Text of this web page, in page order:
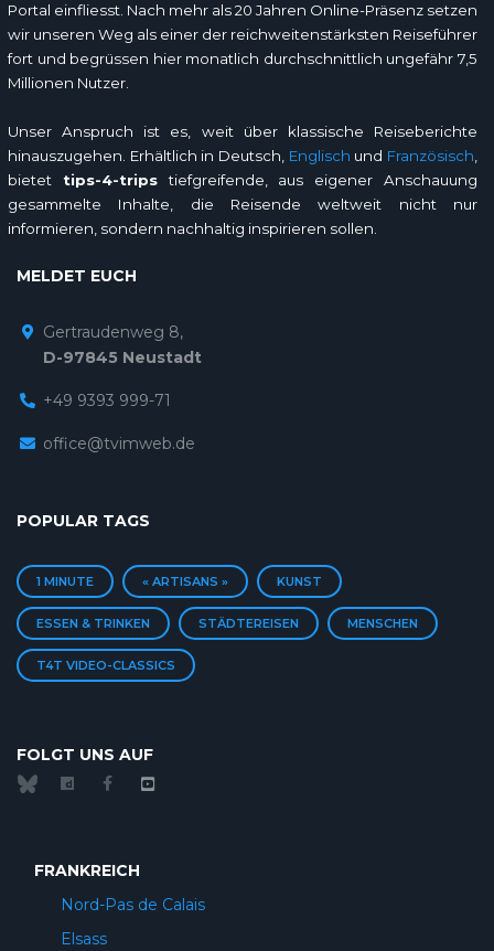
Portal einfliesst. Nach mehr als 20 Jahren Online-Präsenz setzen
wir unseren Weg als einer der reichweitenstärksten Reiseführer
fort und begrüssen hier monatlich durchschnittlich ungefähr 7,5
Millionen Nutzer.
Unser Anspruch ist es, weit über klassische Reiseberichte
hinauszugehen. Erhältlich in Deutsch, Englisch und Französisch,
bietet tips-4-tripstiefgreifende, aus eigener Anschauung
gesammelte Inhalte, die Reisende weltweit nicht nur
informieren, sondern nachhaltig inspirieren sollen.
MELDET EUCH
Gertraudenweg 8,
D-97845 Neustadt
+49 9393 999-71
office@tvimweb.de
POPULAR TAGS
1 MINUTE « ARTISANS » KUNST
ESSEN & TRINKEN STÄDTEREISEN MENSCHEN
T4T VIDEO-CLASSICS
FOLGT UNS AUF
FRANKREICH
Nord-Pas de Calais
Elsass